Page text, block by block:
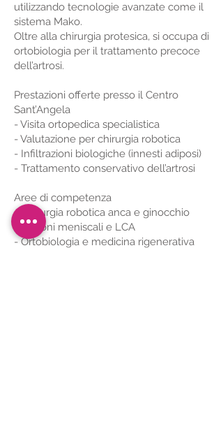
utilizzando tecnologie avanzate come il
sistema Mako.
Oltre alla chirurgia protesica, si occupa di
ortobiologia per il trattamento precoce
dell’artrosi.
Prestazioni offerte presso il Centro
Sant’Angela
- Visita ortopedica specialistica
- Valutazione per chirurgia robotica
- Infiltrazioni biologiche (innesti adiposi)
- Trattamento conservativo dell’artrosi
Aree di competenza
- Chirurgia robotica anca e ginocchio
- Lesioni meniscali e LCA
- Ortobiologia e medicina rigenerativa